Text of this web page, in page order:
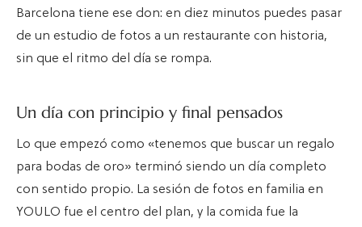
Barcelona tiene ese don: en diez minutos puedes pasar
de un estudio de fotos a un restaurante con historia,
sin que el ritmo del día se rompa.
Un día con principio y final pensados
Lo que empezó como «tenemos que buscar un regalo
para bodas de oro» terminó siendo un día completo
con sentido propio. La sesión de fotos en familia en
YOULO fue el centro del plan, y la comida fue la